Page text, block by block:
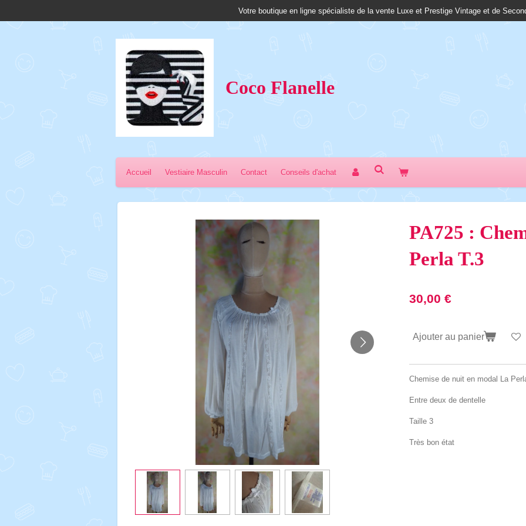
Votre boutique en ligne spécialiste de la vente Luxe et Prestige Vintage et de
Coco Flanelle
Accueil Vestiaire Masculin Contact Conseils d'achat
PA725 :
Perla T.3
30,00 €
Ajouter au panier
Chemise de nuit en modal La
Entre deux de dentelle
Taille 3
Très bon état